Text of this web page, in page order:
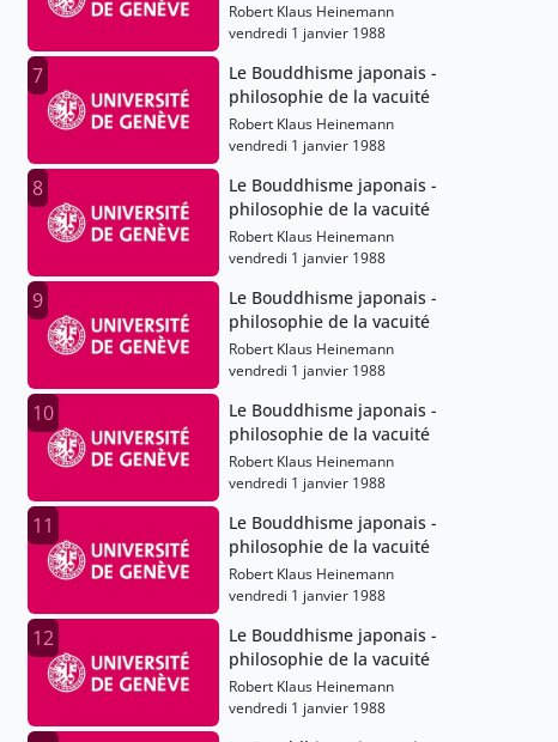
Robert Klaus Heinemann
vendredi 1 janvier 1988
7
Le Bouddhisme japonais -
philosophie de la vacuité
Robert Klaus Heinemann
vendredi 1 janvier 1988
8
Le Bouddhisme japonais -
philosophie de la vacuité
Robert Klaus Heinemann
vendredi 1 janvier 1988
9
Le Bouddhisme japonais -
philosophie de la vacuité
Robert Klaus Heinemann
vendredi 1 janvier 1988
10
Le Bouddhisme japonais -
philosophie de la vacuité
Robert Klaus Heinemann
vendredi 1 janvier 1988
11
Le Bouddhisme japonais -
philosophie de la vacuité
Robert Klaus Heinemann
vendredi 1 janvier 1988
12
Le Bouddhisme japonais -
philosophie de la vacuité
Robert Klaus Heinemann
vendredi 1 janvier 1988